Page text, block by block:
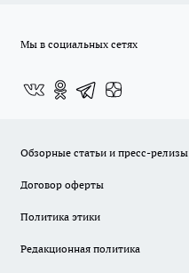
Мы в социальных сетях
Обзорные статьи и пресс-релизы
Договор оферты
Политика этики
Редакционная политика